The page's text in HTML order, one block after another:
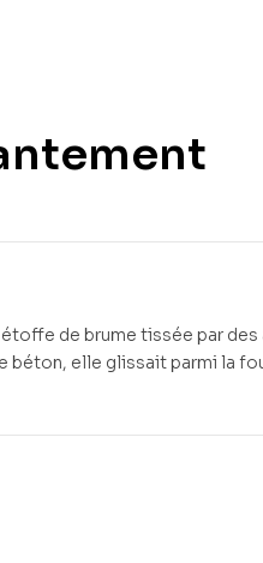
de brume tissée par
béton, elle glissait parmi la